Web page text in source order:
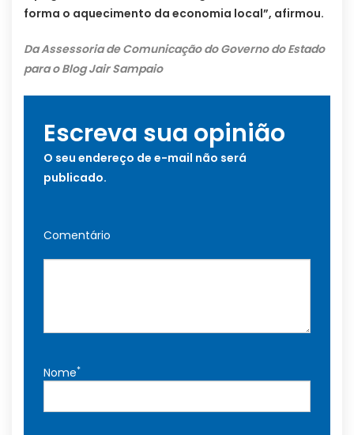
forma o aquecimento da economia local”, afirmou.
Da Assessoria de Comunicação do Governo do Estado
para o Blog Jair Sampaio
Escreva sua opinião
O seu endereço de e-mail não será
publicado.
Comentário
Nome*